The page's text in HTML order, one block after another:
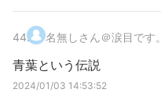
44. 名無しさん＠涙目です。
青葉という伝説
2024/01/03 14:53:52